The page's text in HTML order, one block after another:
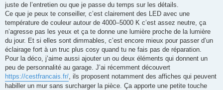
juste de l’entretien ou que je passe du temps sur les détails.
Ce que je peux te conseiller, c’est clairement des LED avec une
température de couleur autour de 4000–5000 K c’est assez neutre, ça
n’agresse pas les yeux et ça te donne une lumière proche de la lumière
du jour. Et si elles sont dimmables, c’est encore mieux pour passer d’un
éclairage fort à un truc plus cosy quand tu ne fais pas de réparation.
Pour la déco, j’aime aussi ajouter un ou deux éléments qui donnent un
peu de personnalité au garage. J’ai récemment découvert
https://cestfrancais.fr/ , ils proposent notamment des affiches qui peuvent
habiller un mur sans surcharger la pièce. Ça apporte une petite touche